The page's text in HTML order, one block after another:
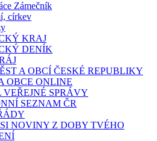
Zámečník
církev
KRAJ
DENÍK
A OBCÍ ČESKÉ REPUBLIKY
OBCE ONLINE
VEŘEJNÉ SPRÁVY
SEZNAM ČR
NOVINY Z DOBY TVÉHO